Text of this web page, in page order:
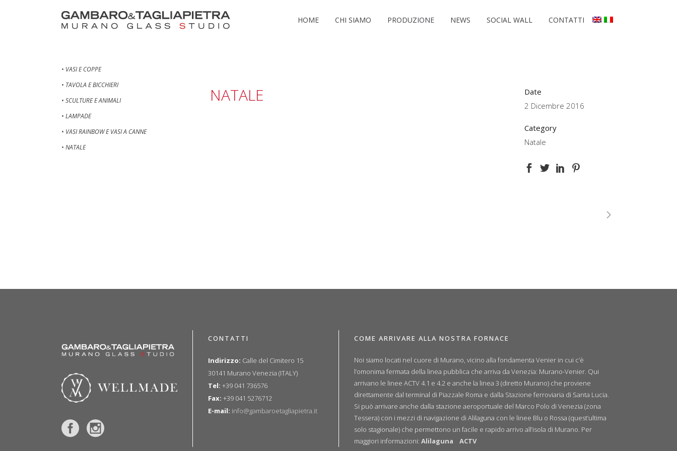
HOME CHI SIAMO PRODUZIONE NEWS SOCIAL WALL CONTATTI
• VASI E COPPE
• TAVOLA E BICCHIERI
• SCULTURE E ANIMALI
• LAMPADE
• VASI RAINBOW E VASI A CANNE
• NATALE
NATALE
Date
2 Dicembre 2016
Category
Natale
CONTATTI
Indirizzo: Calle del Cimitero 15
30141 Murano Venezia (ITALY)
Tel: +39 041 736576
Fax: +39 041 5276712
E-mail: info@gambaroetagliapietra.it
COME ARRIVARE ALLA NOSTRA FORNACE
Noi siamo locati nel cuore di Murano, vicino alla fondamenta Venier in cui c’è
l’omonima fermata della linea pubblica che arriva da Venezia: Murano-Venier. Qui
arrivano le linee ACTV 4.1 e 4.2 e anche la linea 3 (diretto Murano) che proviene
direttamente dal terminal di Piazzale Roma e dalla Stazione ferroviaria di Santa Lucia.
Si può arrivare anche dalla stazione aeroportuale del Marco Polo di Venezia (zona
Tessera) con i mezzi di navigazione di Alilaguna con le linee Blu o Rossa (quest’ultima
solo stagionale) che permettono un facile e rapido arrivo all’isola di Murano. Per
maggiori informazioni: Alilaguna ACTV